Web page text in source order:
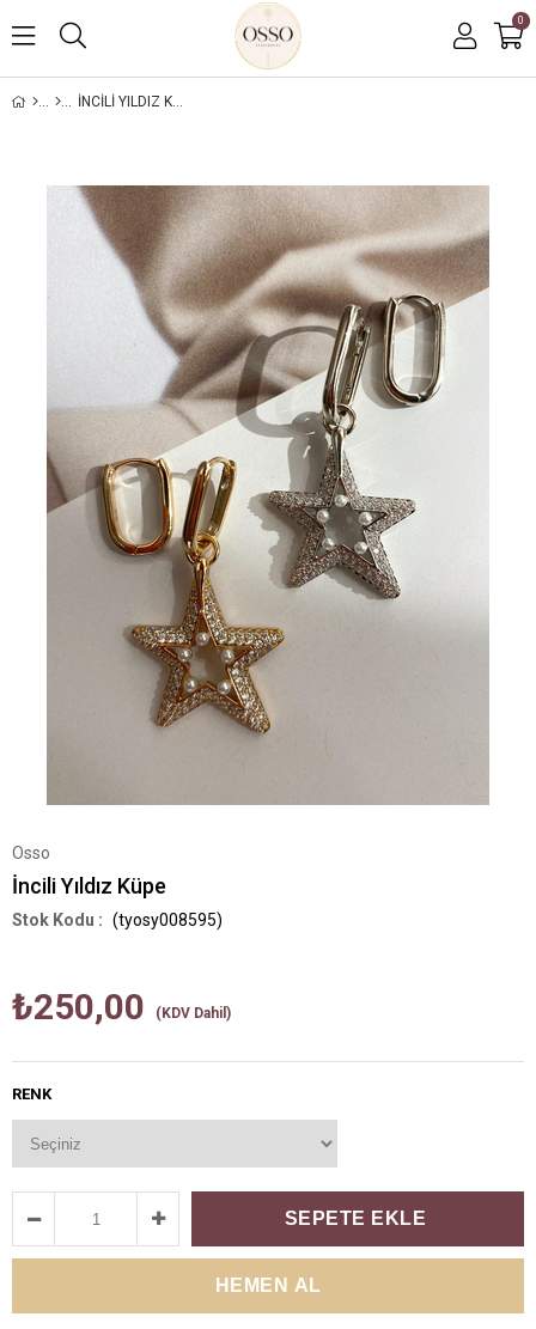
0
İNCILI YILDIZ KÜPE
Osso
İncili Yıldız Küpe
(tyosy008595)
₺250,00 (KDV Dahil)
RENK